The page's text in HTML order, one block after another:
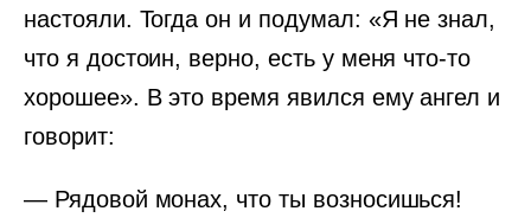
настояли. Тогда он и подумал: «Я не знал,
что я достоин, верно, есть у меня что-то
хорошее». В это время явился ему ангел и
говорит:
— Рядовой монах, что ты возносишься!